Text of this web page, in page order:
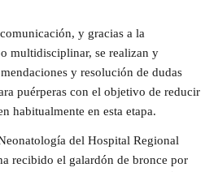
y gracias a la
multidisciplinar, se realizan y
y resolución de dudas
puérperas con el objetivo de reducir
habitualmente en esta etapa.
del Hospital Regional
recibido el galardón de bronce por